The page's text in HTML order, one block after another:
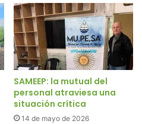
SAMEEP: la mutual del
personal atraviesa una
situación crítica
14 de mayo de 2026